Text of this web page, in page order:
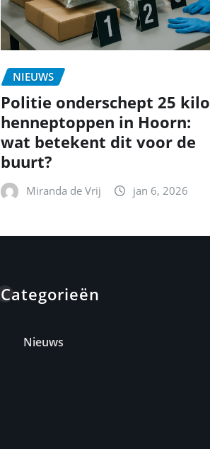
NIEUWS
Politie onderschept 25 kilo
henneptoppen in Hoorn:
wat betekent dit voor de
buurt?
Miranda de Vrij jan 6, 2026
Categorieën
Nieuws